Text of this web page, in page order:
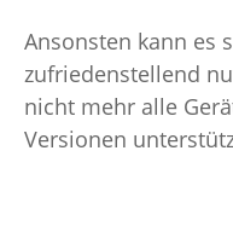
Ansonsten kann es
zufriedenstellend
nicht mehr alle
Versionen